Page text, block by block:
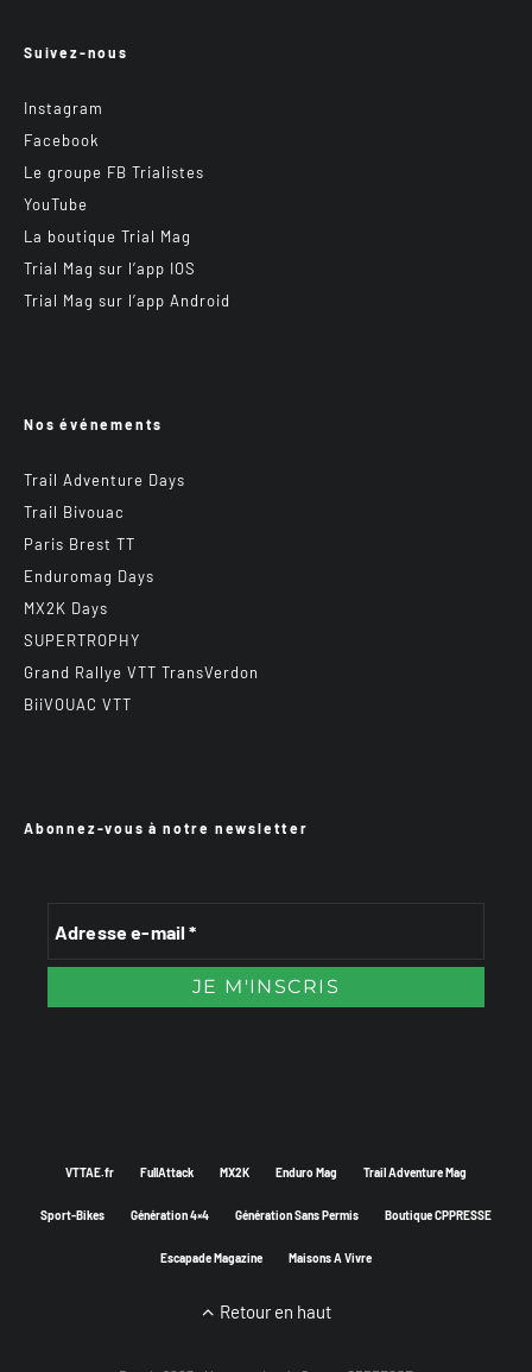
Suivez-nous
Instagram
Facebook
Le groupe FB Trialistes
YouTube
La boutique Trial Mag
Trial Mag sur l’app IOS
Trial Mag sur l’app Android
Nos événements
Trail Adventure Days
Trail Bivouac
Paris Brest TT
Enduromag Days
MX2K Days
SUPERTROPHY
Grand Rallye VTT TransVerdon
BiiVOUAC VTT
Abonnez-vous à notre newsletter
VTTAE.fr FullAttack MX2K Enduro Mag Trail Adventure Mag
Sport-Bikes Génération 4×4 Génération Sans Permis Boutique CPPRESSE
Escapade Magazine Maisons A Vivre
Retour en haut